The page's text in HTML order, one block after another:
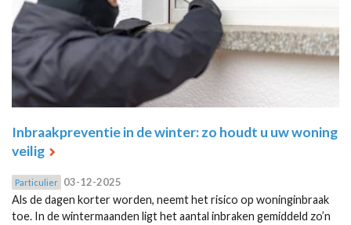
Inbraakpreventie in de winter: zo houdt u uw woning
veilig
Particulier 03-12-2025
Als de dagen korter worden, neemt het risico op woninginbraak
toe. In de wintermaanden ligt het aantal inbraken gemiddeld zo’n